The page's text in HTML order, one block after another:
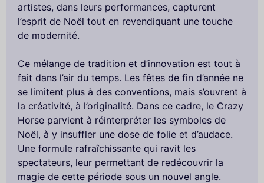
artistes, dans leurs performances, capturent
l’esprit de Noël tout en revendiquant une touche
de modernité.
Ce mélange de tradition et d’innovation est tout à
fait dans l’air du temps. Les fêtes de fin d’année ne
se limitent plus à des conventions, mais s’ouvrent à
la créativité, à l’originalité. Dans ce cadre, le Crazy
Horse parvient à réinterpréter les symboles de
Noël, à y insuffler une dose de folie et d’audace.
Une formule rafraîchissante qui ravit les
spectateurs, leur permettant de redécouvrir la
magie de cette période sous un nouvel angle.